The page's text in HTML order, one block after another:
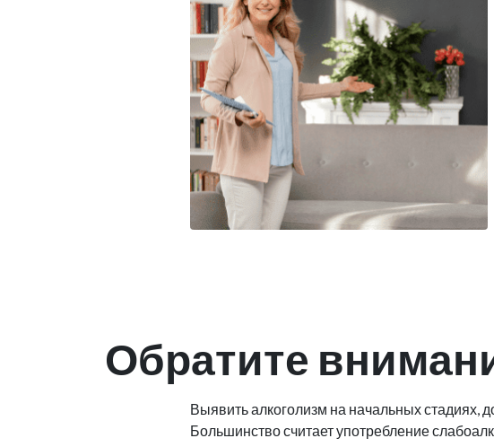
Обратите
Выявить алкоголизм на начальных стадиях,
Большинство считает употребление